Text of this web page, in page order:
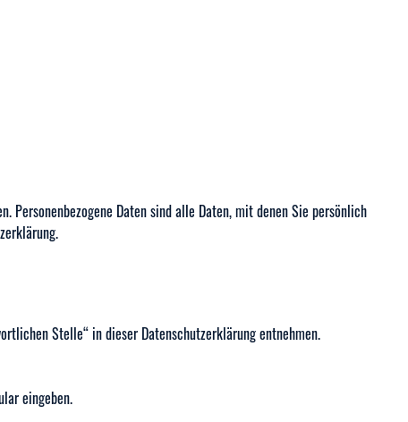
Personenbezogene Daten sind alle Daten, mit denen Sie persönlich
Stelle“ in dieser Datenschutzerklärung entnehmen.
eingeben.